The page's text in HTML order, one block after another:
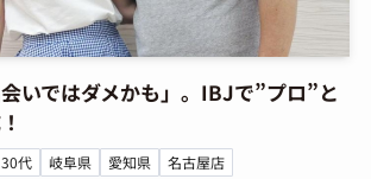
会いではダメかも」。IBJで”プロ”と
代 岐阜県 愛知県
名古屋店